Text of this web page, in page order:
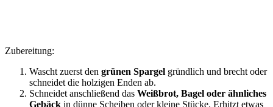
Zubereitung:
Wascht zuerst den grünen Spargel gründlich und brecht oder
schneidet die holzigen Enden ab.
Schneidet anschließend das Weißbrot, Bagel oder ähnliches
Gebäck in dünne Scheiben oder kleine Stücke. Erhitzt etwas